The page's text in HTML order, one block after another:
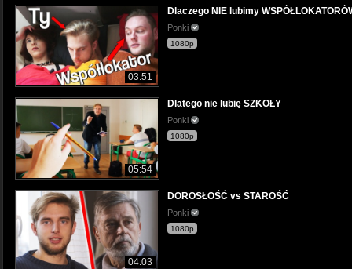
03:51
Dlaczego NIE lubimy
Ponki
1080p
05:54
Dlatego nie lubię SZKOŁY
Ponki
1080p
04:03
DOROSŁOŚĆ vs STAROŚĆ
Ponki
1080p